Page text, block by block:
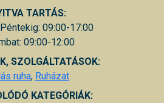
TARTÁS:
09:00-17:00
09:00-12:00
SZOLGÁLTATÁSOK:
ruha, Ruházat
KATEGÓRIÁK: